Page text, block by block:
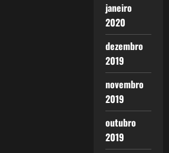
janeiro
2020
dezembro
2019
novembro
2019
outubro
2019